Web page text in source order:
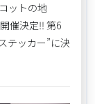
ットの地
催決定‼ 第6
テッカー”に決